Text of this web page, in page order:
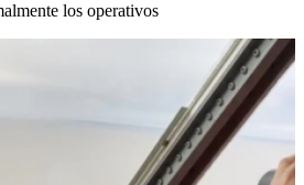
los operativos